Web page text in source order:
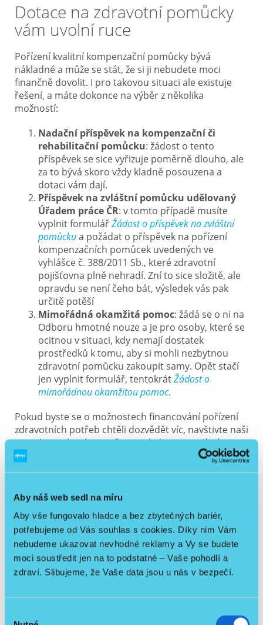
Aby náš web sedl na míru
Aby vše fungovalo hladce a bez zbytečných bariér,
potřebujeme od Vás souhlas s cookies. Díky nim Vám
nebudeme ukazovat nevhodné reklamy a Vy se budete
moci soustředit jen na to podstatné – Vaše pohodlí a
zdraví. Slibujeme, že Vaše data jsou u nás v bezpečí.
Dotace na zdravotní pomůcky
vám uvolní ruce
Pořízení kvalitní kompenzační pomůcky bývá
nákladné a může se stát, že si ji nebudete moci
finančně dovolit. I pro takovou situaci ale existuje
řešení, a máte dokonce na výběr z několika
možností:
Nadační příspěvek na kompenzační či
rehabilitační pomůcku: žádost o tento
příspěvek se sice vyřizuje poměrně dlouho, ale
za to bývá skoro vždy kladně posouzena a
dotaci vám dají.
Příspěvek na zvláštní pomůcku udělovaný
Úřadem práce ČR: v tomto případě musíte
vyplnit formulářŽádost o příspěvek na zvláštní
pomůckua požádat o příspěvek na pořízení
kompenzačních pomůcek uvedených ve
vyhlášce č. 388/2011 Sb., které zdravotní
pojišťovna plně nehradí. Zní to sice složitě, ale
opravdu se není čeho bát, výsledek vás pak
určitě potěší
Mimořádná okamžitá pomoc: žádá se o ni na
Odboru hmotné nouze a je pro osoby, které se
ocitnou v situaci, kdy nemají dostatek
prostředků k tomu, aby si mohli nezbytnou
zdravotní pomůcku zakoupit samy. Opět stačí
jen vyplnit formulář, tentokrátŽádost o
mimořádnou okamžitou pomoc.
Pokud byste se o možnostech financování pořízení
zdravotních potřeb chtěli dozvědět víc, navštivte naši
poradnua dozvíte se vše, co vás k tomu zajímá.
Využijte osobní asistence nebo
pečovatelské služby
Nemusíte na to zůstat sami. Sehnat v dnešní době
pomoc nepředstavuje až tak tvrdý oříšek jako v
minulosti. Pečovatelské služby a odborná osobní
asistence už dnes neodmyslitelně patří do spádové
oblasti každého kraje. Jaké tedy máte možnosti?
nákupy nebo třeba vaření. Tráví se seniorem